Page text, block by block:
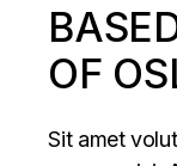
OF
Sit amet